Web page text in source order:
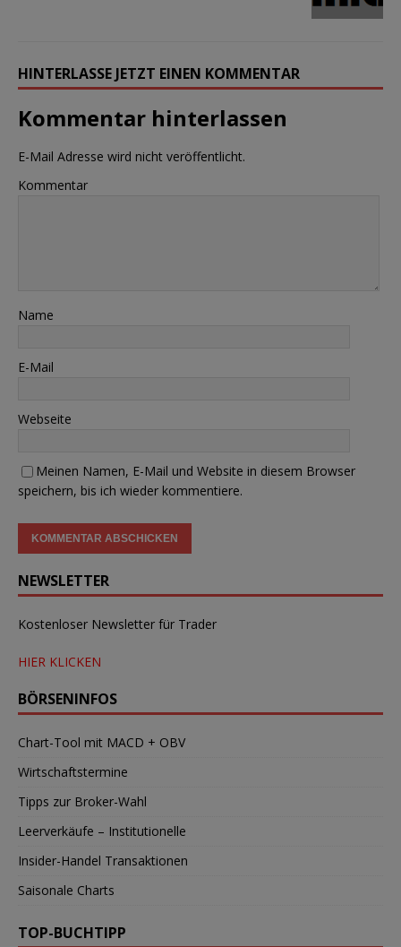
HINTERLASSE JETZT EINEN KOMMENTAR
Kommentar hinterlassen
E-Mail Adresse wird nicht veröffentlicht.
Kommentar
Name
E-Mail
Webseite
Meinen Namen, E-Mail und Website in diesem Browser
speichern, bis ich wieder kommentiere.
NEWSLETTER
Kostenloser Newsletter für Trader
HIER KLICKEN
BÖRSENINFOS
Chart-Tool mit MACD + OBV
Wirtschaftstermine
Tipps zur Broker-Wahl
Leerverkäufe – Institutionelle
Insider-Handel Transaktionen
Saisonale Charts
TOP-BUCHTIPP